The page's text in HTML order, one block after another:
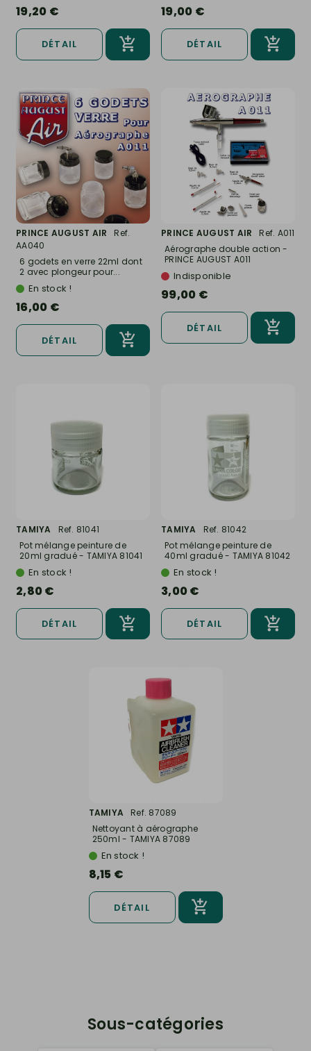
19,20 €
DÉTAIL
19,00 €
DÉTAIL
PRINCE AUGUST AIR
Ref.
AA040
6 godets en verre 22ml dont
2 avec plongeur pour...
En stock !
16,00 €
DÉTAIL
PRINCE AUGUST AIR
Ref. A011
Aérographe double action -
PRINCE AUGUST A011
Indisponible
99,00 €
DÉTAIL
TAMIYA
Ref. 81041
Pot mélange peinture de
20ml gradué - TAMIYA 81041
En stock !
2,80 €
DÉTAIL
TAMIYA
Ref. 81042
Pot mélange peinture de
40ml gradué - TAMIYA 81042
En stock !
3,00 €
DÉTAIL
TAMIYA
Ref. 87089
Nettoyant à aérographe
250ml - TAMIYA 87089
En stock !
8,15 €
DÉTAIL
Sous-catégories